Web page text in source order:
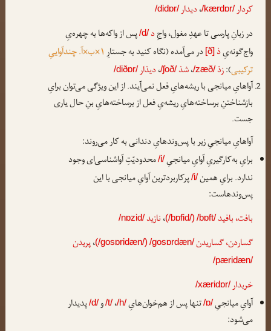
کردار/kærdɒr/،دیدار/didɒr/
در زبانِ پارسی تا عهدِ مغول، واجِد /d/پس از واکه‌ها به چهره‌یِ
واج‌گونه‌یِذ [ð] در می‌آمده (نگاه کنید به جستارِ ۱×ب×آ. چندآواییِ
ترکیبی):زذ /zæð/،شذ /ʃoð/،دیذار/diðɒr/
آواهایِ میانجی با ریشه‌هایِ فعل نمی‌آیند. از این ویژگی می‌توان برایِ
بازشناختنِ برساخته‌هایِ ریشه‌یِ فعل از برساخته‌هایِ بنِ حال یاری
جست.
آواهایِ میانجیِ زیر با پس‌وندهایِ دندانی به کار می‌روند:
برایِ به‌کارگیریِ آوایِ میانجیِ/i/محدودیّتِ آواشناسی‌ای وجود
ندارد. برایِ همین/i/پرکاربردترین آوایِ میانجی با این
پس‌وندهاست:
بافت، بافید /bɒft/
(/bɒfid/)،نازید /nɒzid/
گساردن، گساریدن/gosɒrdæn/
(/gosɒridæn/)،پریدن
/pæridæn/
خریدار/xæridɒr/
آوایِ میانجیِ/ɒ/تنها پس از هم‌خوان‌هایِ/h/،/t/و/d/پدیدار
می‌شود: